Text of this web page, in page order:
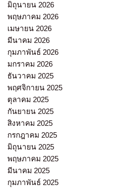
มิถุนายน 2026
พฤษภาคม 2026
เมษายน 2026
มีนาคม 2026
กุมภาพันธ์ 2026
มกราคม 2026
ธันวาคม 2025
พฤศจิกายน 2025
ตุลาคม 2025
กันยายน 2025
สิงหาคม 2025
กรกฎาคม 2025
มิถุนายน 2025
พฤษภาคม 2025
มีนาคม 2025
กุมภาพันธ์ 2025